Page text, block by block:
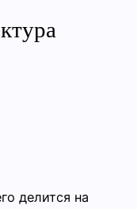
делится на